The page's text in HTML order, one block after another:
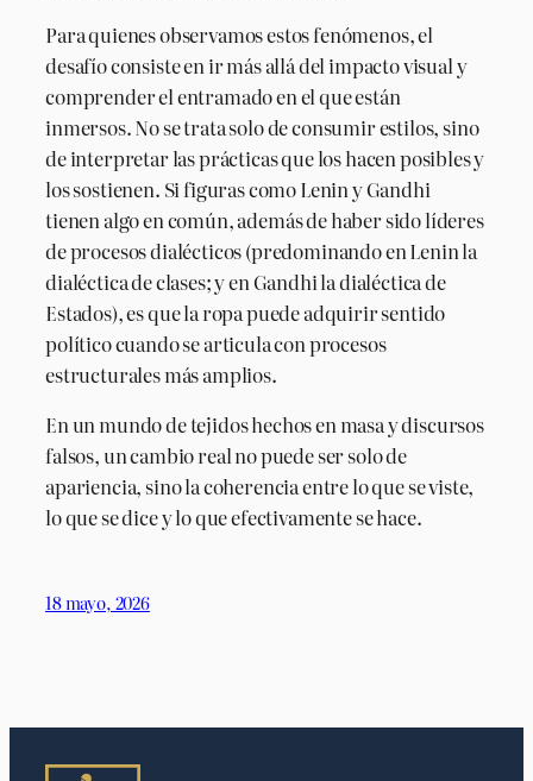
Para quienes observamos estos fenómenos, el
desafío consiste en ir más allá del impacto visual y
comprender el entramado en el que están
inmersos. No se trata solo de consumir estilos, sino
de interpretar las prácticas que los hacen posibles y
los sostienen. Si figuras como Lenin y Gandhi
tienen algo en común, además de haber sido líderes
de procesos dialécticos (predominando en Lenin la
dialéctica de clases; y en Gandhi la dialéctica de
Estados), es que la ropa puede adquirir sentido
político cuando se articula con procesos
estructurales más amplios.
En un mundo de tejidos hechos en masa y discursos
falsos, un cambio real no puede ser solo de
apariencia, sino la coherencia entre lo que se viste,
lo que se dice y lo que efectivamente se hace.
18 mayo, 2026